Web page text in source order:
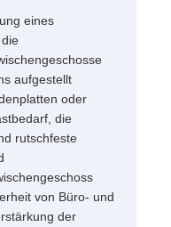
eines
aufgestellt
oder
die
rutschfeste
von Büro- und
der